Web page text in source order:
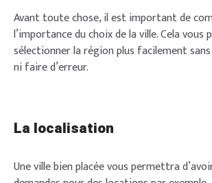
Avant toute chose, il est important de
l’importance du choix de la ville. Cela
sélectionner la région plus facilement
ni faire d’erreur.
La localisation
Une ville bien placée vous permettra